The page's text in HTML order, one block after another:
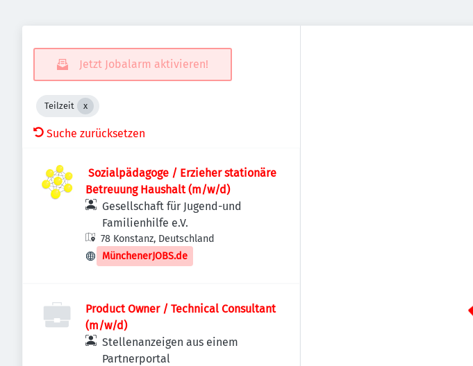
Jetzt Jobalarm aktivieren!
Teilzeit
Suche zurücksetzen
Betreuung Haushalt (m/w/d)
Gesellschaft für Jugend-und
Familienhilfe e.V.
78 Konstanz, Deutschland
MünchenerJOBS.de
Product Owner / Technical Consultant
(m/w/d)
Stellenanzeigen aus einem
Partnerportal